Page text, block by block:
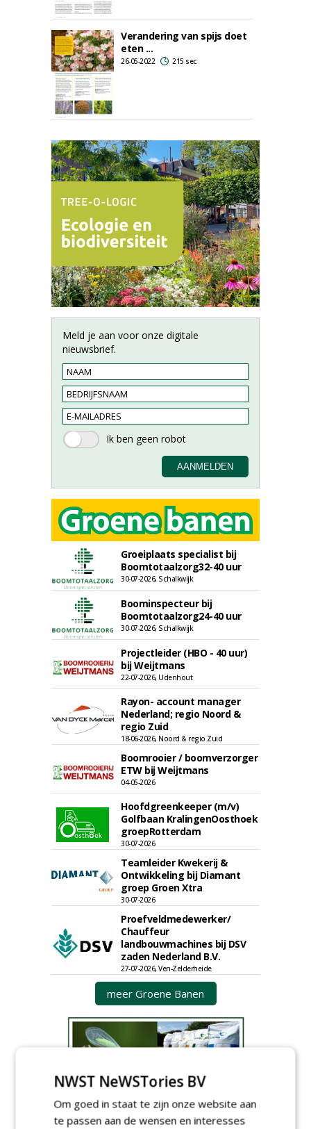
Verandering van spijs doet
eten ...
26-05-2022 215 sec
Meld je aan voor onze digitale
nieuwsbrief.
Groeiplaats specialist bij
Boomtotaalzorg32-40 uur
30-07-2026, Schalkwijk
Boominspecteur bij
Boomtotaalzorg24-40 uur
30-07-2026, Schalkwijk
Projectleider (HBO - 40 uur)
bij Weijtmans
22-07-2026, Udenhout
Rayon- account manager
Nederland; regio Noord &
regio Zuid
18-06-2026, Noord & regio Zuid
Boomrooier / boomverzorger
ETW bij Weijtmans
04-05-2026
Hoofdgreenkeeper (m/v)
Golfbaan KralingenOosthoek
groepRotterdam
30-07-2026
Teamleider Kwekerij &
Ontwikkeling bij Diamant
groep Groen Xtra
30-07-2026
Proefveldmedewerker/
Chauffeur
landbouwmachines bij DSV
zaden Nederland B.V.
27-07-2026, Ven-Zelderheide
meer Groene Banen
GREEN OUTLET
NWST NeWSTories BV
Om goed in staat te zijn onze website aan
te passen aan de wensen en interesses